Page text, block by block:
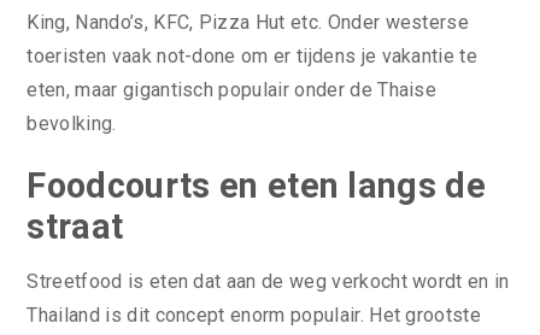
King, Nando’s, KFC, Pizza Hut etc. Onder westerse
toeristen vaak not-done om er tijdens je vakantie te
eten, maar gigantisch populair onder de Thaise
bevolking.
Foodcourts en eten langs de
straat
Streetfood is eten dat aan de weg verkocht wordt en in
Thailand is dit concept enorm populair. Het grootste